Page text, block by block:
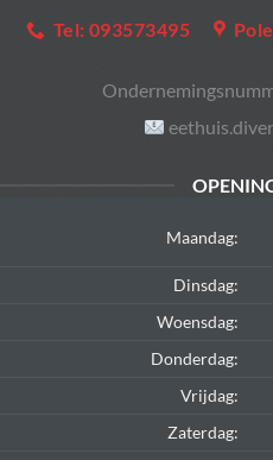
Tel: 093573495
Maandag:
Dinsdag:
Woensdag:
Donderdag:
Vrijdag:
Zaterdag: